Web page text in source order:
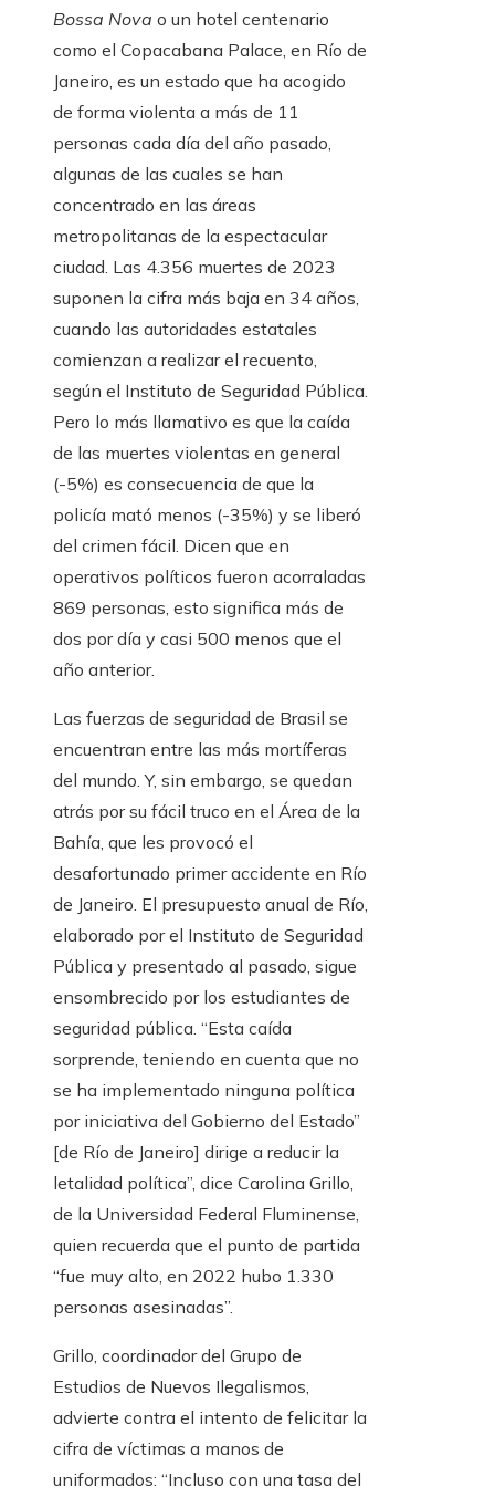
Bossa Nova o un hotel centenario
como el Copacabana Palace, en Río de
Janeiro, es un estado que ha acogido
de forma violenta a más de 11
personas cada día del año pasado,
algunas de las cuales se han
concentrado en las áreas
metropolitanas de la espectacular
ciudad. Las 4.356 muertes de 2023
suponen la cifra más baja en 34 años,
cuando las autoridades estatales
comienzan a realizar el recuento,
según el Instituto de Seguridad Pública.
Pero lo más llamativo es que la caída
de las muertes violentas en general
(-5%) es consecuencia de que la
policía mató menos (-35%) y se liberó
del crimen fácil. Dicen que en
operativos políticos fueron acorraladas
869 personas, esto significa más de
dos por día y casi 500 menos que el
año anterior.
Las fuerzas de seguridad de Brasil se
encuentran entre las más mortíferas
del mundo. Y, sin embargo, se quedan
atrás por su fácil truco en el Área de la
Bahía, que les provocó el
desafortunado primer accidente en Río
de Janeiro. El presupuesto anual de Río,
elaborado por el Instituto de Seguridad
Pública y presentado al pasado, sigue
ensombrecido por los estudiantes de
seguridad pública. “Esta caída
sorprende, teniendo en cuenta que no
se ha implementado ninguna política
por iniciativa del Gobierno del Estado”
[de Río de Janeiro] dirige a reducir la
letalidad política”, dice Carolina Grillo,
de la Universidad Federal Fluminense,
quien recuerda que el punto de partida
“fue muy alto, en 2022 hubo 1.330
personas asesinadas”.
Grillo, coordinador del Grupo de
Estudios de Nuevos Ilegalismos,
advierte contra el intento de felicitar la
cifra de víctimas a manos de
uniformados: “Incluso con una tasa del